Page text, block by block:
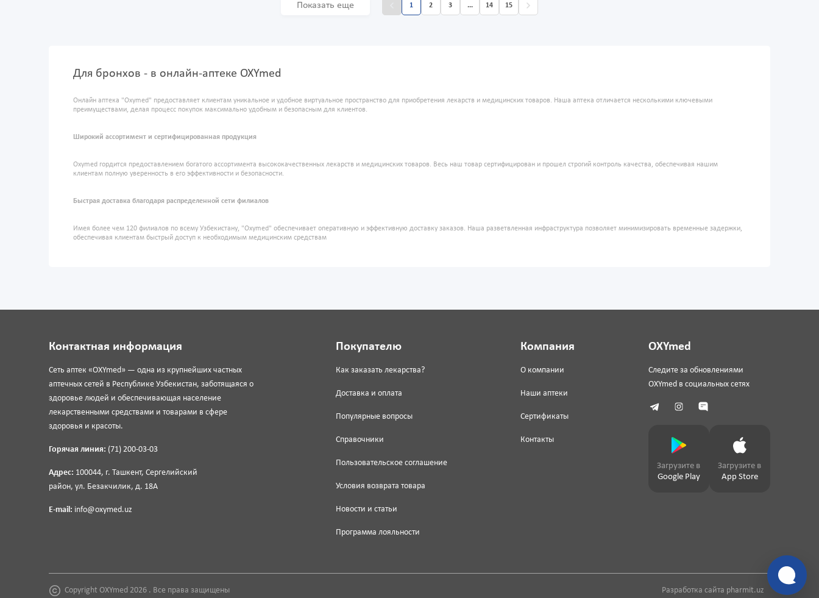
Показать еще 1 2 3 ... 14 15
Для бронхов - в онлайн-аптеке OXYmed
Онлайн аптека "Oxymed" предоставляет клиентам уникальное и удобное виртуальное пространство для приобретения лекарств и медицинских товаров. Наша аптека отличается несколькими ключевыми
преимуществами, делая процесс покупок максимально удобным и безопасным для клиентов.
Широкий ассортимент и сертифицированная продукция
Oxymed гордится предоставлением богатого ассортимента высококачественных лекарств и медицинских товаров. Весь наш товар сертифицирован и прошел строгий контроль качества, обеспечивая нашим
клиентам полную уверенность в его эффективности и безопасности.
Быстрая доставка благодаря распределенной сети филиалов
Имея более чем 120 филиалов по всему Узбекистану, "Oxymed" обеспечивает оперативную и эффективную доставку заказов. Наша разветвленная инфраструктура позволяет минимизировать временные задержки,
обеспечивая клиентам быстрый доступ к необходимым медицинским средствам
Контактная информация
Сеть аптек «OXYmed» — одна из крупнейших частных
аптечных сетей в Республике Узбекистан, заботящаяся о
здоровье людей и обеспечивающая население
лекарственными средствами и товарами в сфере
здоровья и красоты.
Горячая линия: (71) 200-03-03
Адрес: 100044, г. Ташкент, Сергелийский
район, ул. Безакчилик, д. 18А
E-mail: info@oxymed.uz
Покупателю
Как заказать лекарства?
Доставка и оплата
Популярные вопросы
Справочники
Пользовательское соглашение
Условия возврата товара
Новости и статьи
Программа лояльности
Компания
О компании
Наши аптеки
Сертификаты
Контакты
OXYmed
Следите за обновлениями
OXYmed в социальных сетях
Загрузите в
Google Play
Загрузите в
App Store
Copyright OXYmed 2026 . Все права защищены Разработка сайта pharmit.uz